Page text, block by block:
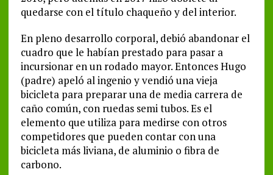
quedarse con el título chaqueño y del interior.
En pleno desarrollo corporal, debió abandonar el
cuadro que le habían prestado para pasar a
incursionar en un rodado mayor. Entonces Hugo
(padre) apeló al ingenio y vendió una vieja
bicicleta para preparar una de media carrera de
caño común, con ruedas semi tubos. Es el
elemento que utiliza para medirse con otros
competidores que pueden contar con una
bicicleta más liviana, de aluminio o fibra de
carbono.